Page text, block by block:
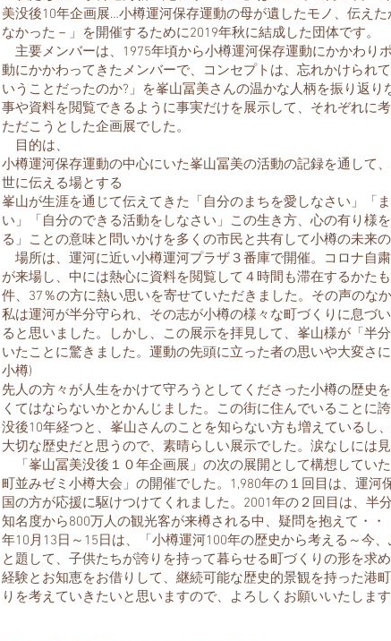
美没後10年企画展…小樽運河保存運動の母が遺したモノ、伝え
なかった－」を開催するために2019年秋に結成した団体です。
主要メンバーは、1975年頃から小樽運河保存運動にかかわり
動にかかわってきたメンバーで、コンセプトは、忘れかけられ
いうことだったのか?」を峯山冨美さんの温かな人柄を振り返
事や資料を閲覧できるように事実だけを展示して、それぞれに
ただこうとした企画展でした。
目的は、
小樽運河保存運動の中心にいた峯山冨美の活動の記録を通して
世に伝える場とする
峯山が生涯を通じて伝えてきた「自分のまちを愛しなさい」「
い」「自分のできる活動をしなさい」この生き方、心の有り様
る」ことの意味と問いかけを多くの市民と共有して小樽の未来
場所は、運河に近い小樽運河プラザ３番庫で開催。コロナ自
が来場し、中には熱心に資料を閲覧して４時間も滞在するかた
件、37％の方に熱い思いを寄せていただきました。その声のな
私は運河が半分守られ、その志が小樽の様々な町づくりに息づ
ると思いました。しかし、この展示を拝見して、峯山様が「半
いたことに驚きました。運動の先頭に立った者の思いや大変さ
小樽)
先人の方々が人生をかけて守ろうとしてくださった小樽の歴史
くてはならないかとかんじました。この街に住んでいることに
没後10年経つと、峯山さんのことを知らない方も増えているし
大切な歴史だと思うので、素晴らしい展示でした。涙なしには
「峯山冨美没後１０年企画展」の次の展開として構想してい
町並みゼミ小樽大会」の開催でした。1,980年の１回目は、運河
国の方が応援に駆けつけてくれました。2001年の２回目は、半
知名度から800万人の観光客が来樽される中、疑問を抱えて・
年10月13日～15日は、「小樽運河100年の歴史から考える～今、
と題して、子供たちが誇りを持って暮らせる町づくりの形を求
経験とお知恵をお借りして、継続可能な歴史的景観を持った港町
りを考えていきたいと思いますので、よろしくお願いいたします